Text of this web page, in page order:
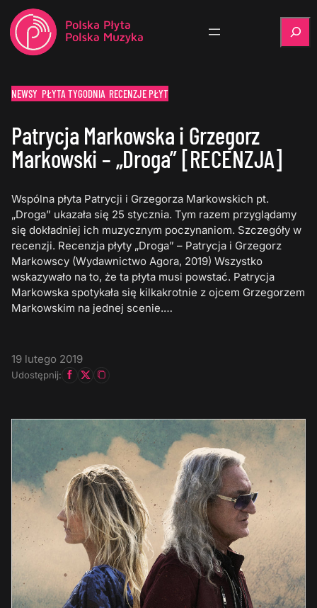
NEWSY PŁYTA TYGODNIA RECENZJE PŁYT
Patrycja Markowska i Grzegorz
Markowski – „Droga” [RECENZJA]
Wspólna płyta Patrycji i Grzegorza Markowskich pt.
„Droga” ukazała się 25 stycznia. Tym razem przyglądamy
się dokładniej ich muzycznym poczynaniom. Szczegóły w
recenzji. Recenzja płyty „Droga” – Patrycja i Grzegorz
Markowscy (Wydawnictwo Agora, 2019) Wszystko
wskazywało na to, że ta płyta musi powstać. Patrycja
Markowska spotykała się kilkakrotnie z ojcem Grzegorzem
Markowskim na jednej scenie.…
19 lutego 2019
Udostępnij: